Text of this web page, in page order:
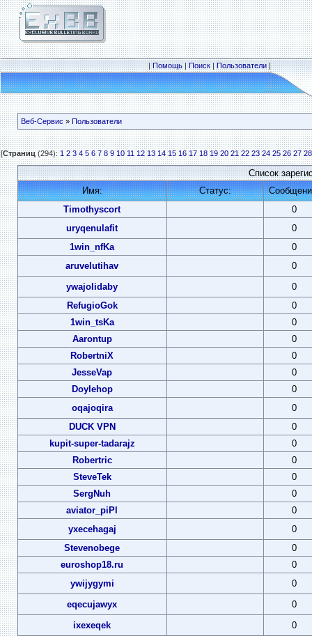
|Помощь|Поиск|Пользователи|
Веб-Сервис » Пользователи
[Страниц(294):1 2 3 4 5 6 7 8 9 10 11 12 13 14 15 16 17 18 19 20 21 22 23 24 25 26 27 28
Список
Имя:
Статус:
Timothyscort
0
uryqenulafit
0
1win_nfKa
0
aruvelutihav
0
ywajolidaby
0
RefugioGok
0
1win_tsKa
0
Aarontup
0
RobertniX
0
JesseVap
0
Doylehop
0
oqajoqira
0
DUCK VPN
0
kupit-super-tadarajz
0
Robertric
0
SteveTek
0
SergNuh
0
aviator_piPl
0
yxecehagaj
0
Stevenobege
0
euroshop18.ru
0
ywijygymi
0
eqecujawyx
0
ixexeqek
0